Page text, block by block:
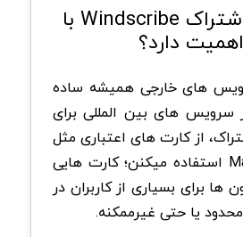
چرا پرداخت اشتراک Windscribe با
دارد؟
های خارجی همیشه ساده
سرویس های بین المللی برای
از کارت های اعتباری مثل
Visa و MasterCard استفاده میکنن؛ کارت هایی
برای بسیاری از کاربران در
یا حتی غیرممکنه.